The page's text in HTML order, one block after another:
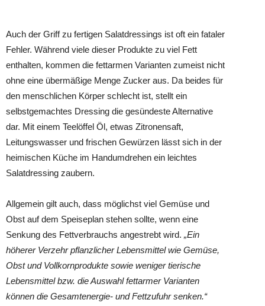
Auch der Griff zu fertigen Salatdressings ist oft ein fataler
Fehler. Während viele dieser Produkte zu viel Fett
enthalten, kommen die fettarmen Varianten zumeist nicht
ohne eine übermäßige Menge Zucker aus. Da beides für
den menschlichen Körper schlecht ist, stellt ein
selbstgemachtes Dressing die gesündeste Alternative
dar. Mit einem Teelöffel Öl, etwas Zitronensaft,
Leitungswasser und frischen Gewürzen lässt sich in der
heimischen Küche im Handumdrehen ein leichtes
Salatdressing zaubern.
Allgemein gilt auch, dass möglichst viel Gemüse und
Obst auf dem Speiseplan stehen sollte, wenn eine
Senkung des Fettverbrauchs angestrebt wird. „Ein
höherer Verzehr pflanzlicher Lebensmittel wie Gemüse,
Obst und Vollkornprodukte sowie weniger tierische
Lebensmittel bzw. die Auswahl fettarmer Varianten
können die Gesamtenergie- und Fettzufuhr senken.“